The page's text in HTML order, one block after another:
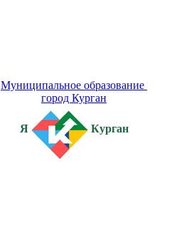
Муниципальное образование
город Курган
Я Курган